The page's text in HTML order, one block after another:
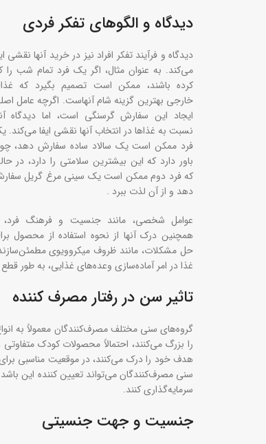
دیدگاه و الگوهای تفکر فردی
دیدگاه و فرآیند تفکر افراد نیز در خرید آنها نقشی
می‌کند. به عنوان مثال، اگر یک فرد تمام شب را
کرده باشند، ممکن است تصمیم بگیرد که
خارجی بهترین گزینه شام آنهاست. اگرچه عامل
ایجاد این سفارش گرسنگی است، اما دیدگاه
نسبت به غذاها در انتخاب آنها نقشی ایفا می‌کند.
فرد ممکن است یک سالاد ساده سفارش دهد،
باور دارد که این بیشترین سلامتی را دارد، در
که فرد دوم ممکن است یک سینی مرغ گریل
دهد و از آن لذت ببرد .
عوامل شخصی، مانند جنسیت و فرهنگ
همچنین درک آنها از نحوه استفاده از محصول
حل مشکلات، مانند ظروف میکروویوی
غذا در امر آماده‌سازی وعده‌های غذایی، به طور
تاثیر سن در رفتار مصرف کننده
گروه‌های سنی مختلف مصرف‌کنندگان معمولاً به
را بزرگ می‌کنند، احتمالاً محصولات کودک
هدف خود را درک می‌کنند، در موقعیت مناسبی
سنی مصرف‌کنندگان می‌تواند تعیین کننده این باشد
سرمایه‌گذاری کنند.
جنسیت و جهت جنسیتی